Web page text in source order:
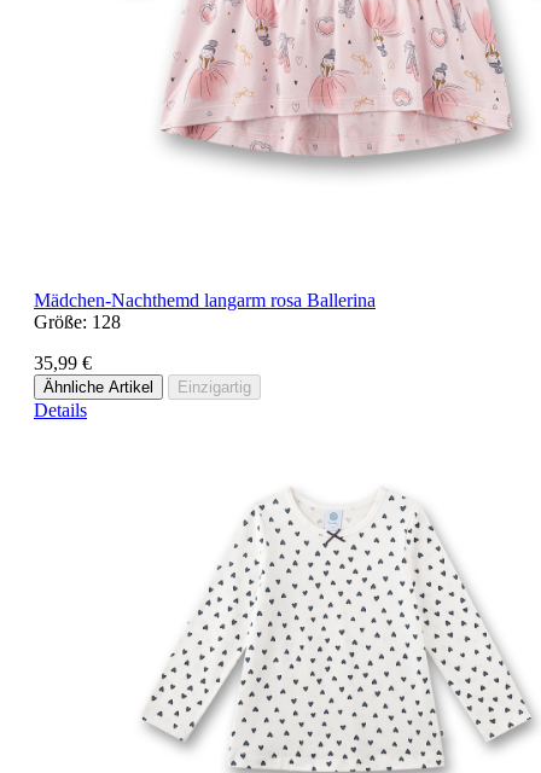
Mädchen-Nachthemd langarm rosa Ballerina
Größe: 128
35,99 €
Ähnliche Artikel Einzigartig
Details